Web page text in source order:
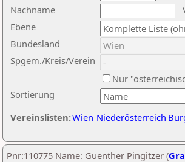
Nachname
Ebene
Sortierung
Bundesland
Spgem./Kreis/Verein
Nur
Vereinslisten:Wien Niederösterreich
Pnr:110775 Name: Guenther Pingitzer (